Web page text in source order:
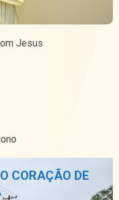
Jesus
CORAÇÃO DE